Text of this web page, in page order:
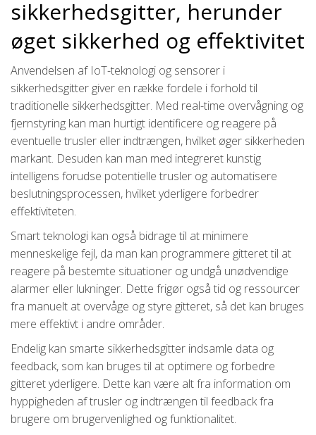
sikkerhedsgitter, herunder
øget sikkerhed og effektivitet
Anvendelsen af IoT-teknologi og sensorer i
sikkerhedsgitter giver en række fordele i forhold til
traditionelle sikkerhedsgitter. Med real-time overvågning og
fjernstyring kan man hurtigt identificere og reagere på
eventuelle trusler eller indtrængen, hvilket øger sikkerheden
markant. Desuden kan man med integreret kunstig
intelligens forudse potentielle trusler og automatisere
beslutningsprocessen, hvilket yderligere forbedrer
effektiviteten.
Smart teknologi kan også bidrage til at minimere
menneskelige fejl, da man kan programmere gitteret til at
reagere på bestemte situationer og undgå unødvendige
alarmer eller lukninger. Dette frigør også tid og ressourcer
fra manuelt at overvåge og styre gitteret, så det kan bruges
mere effektivt i andre områder.
Endelig kan smarte sikkerhedsgitter indsamle data og
feedback, som kan bruges til at optimere og forbedre
gitteret yderligere. Dette kan være alt fra information om
hyppigheden af ​​trusler og indtrængen til feedback fra
brugere om brugervenlighed og funktionalitet.